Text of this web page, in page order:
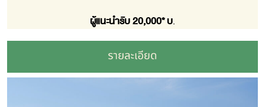
ผู้แนะนำรับ 20,000* บ.